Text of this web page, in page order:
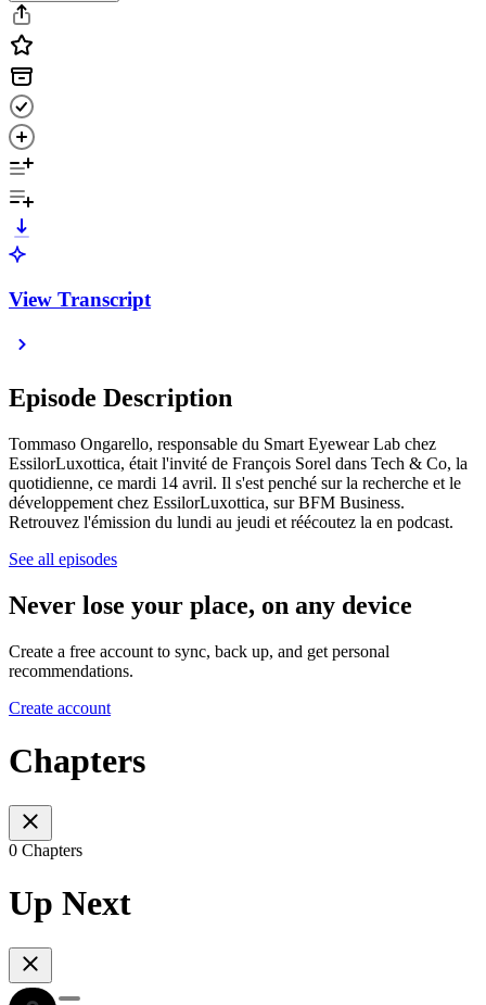
View Transcript
Episode Description
Tommaso Ongarello, responsable du Smart Eyewear Lab chez
EssilorLuxottica, était l'invité de François Sorel dans Tech & Co, la
quotidienne, ce mardi 14 avril. Il s'est penché sur la recherche et le
développement chez EssilorLuxottica, sur BFM Business.
Retrouvez l'émission du lundi au jeudi et réécoutez la en podcast.
See all episodes
Never lose your place, on any device
Create a free account to sync, back up, and get personal
recommendations.
Create account
Chapters
0 Chapters
Up Next